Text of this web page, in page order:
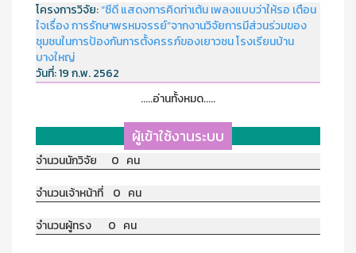
โครงการวิจัย:“ซีดี แสดงการคิดท่าเต้น เพลงแบบว่าให้รอ เตือน
ใจเรื่อง การรักษาพรหมจรรย์”จากงานวิจัยการมีส่วนร่วมของ
ชุมชนในการป้องกันการตั้งครรภ์ของเยาวชน โรงเรียนบ้าน
บางใหญ่
วันที่:19 ก.พ. 2562
.....อ่านทั้งหมด.....
ผู้เข้าใช้งานระบบ
จำนวนนักวิจัย 0 คน
จำนวนเจ้าหน้าที่ 0 คน
จำนวนผู้ทรง 0 คน